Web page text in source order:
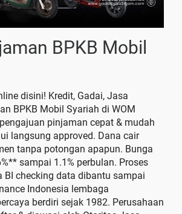
BPKB Mobil
disini! Kredit, Gadai, Jasa
BPKB Mobil Syariah di WOM
pinjaman cepat & mudah
langsung approved. Dana cair
tanpa potongan apapun. Bunga
sampai 1.1% perbulan. Proses
BI checking data dibantu sampai
Indonesia lembaga
berdiri sejak 1982. Perusahaan